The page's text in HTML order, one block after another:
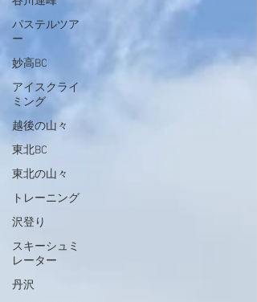
パステルツア
ー
妙高BC
アイスクライ
ミング
越後の山々
東北BC
東北の山々
トレーニング
沢登り
スキーシュミ
レーター
丹沢